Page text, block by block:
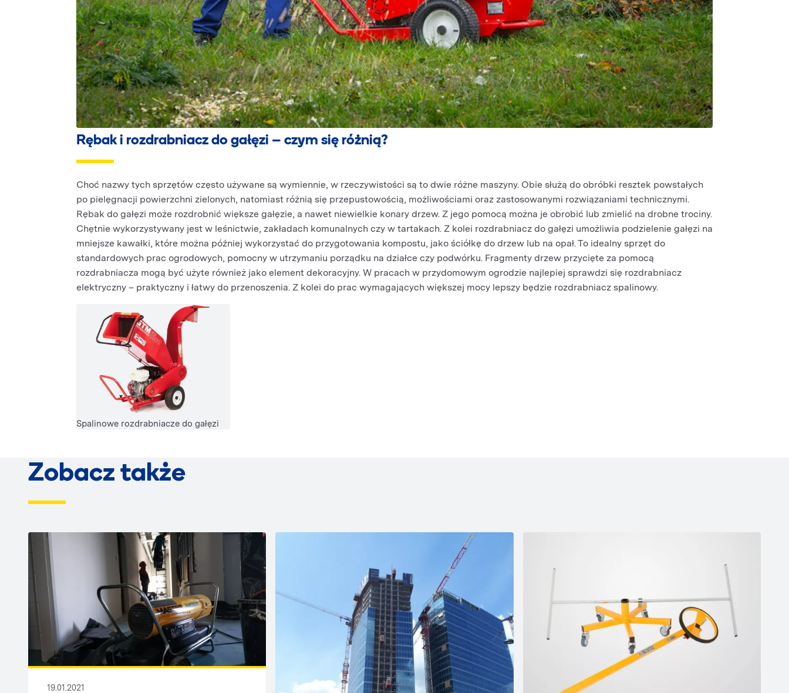
Rębak i rozdrabniacz do gałęzi – czym się różnią?
Choć nazwy tych sprzętów często używane są wymiennie, w rzeczywistości są to dwie różne maszyny. Obie służą do obróbki resztek powstałych
po pielęgnacji powierzchni zielonych, natomiast różnią się przepustowością, możliwościami oraz zastosowanymi rozwiązaniami technicznymi.
Rębak do gałęzi może rozdrobnić większe gałęzie, a nawet niewielkie konary drzew. Z jego pomocą można je obrobić lub zmielić na drobne trociny.
Chętnie wykorzystywany jest w leśnictwie, zakładach komunalnych czy w tartakach. Z kolei rozdrabniacz do gałęzi umożliwia podzielenie gałęzi na
mniejsze kawałki, które można później wykorzystać do przygotowania kompostu, jako ściółkę do drzew lub na opał. To idealny sprzęt do
standardowych prac ogrodowych, pomocny w utrzymaniu porządku na działce czy podwórku. Fragmenty drzew przycięte za pomocą
rozdrabniacza mogą być użyte również jako element dekoracyjny. W pracach w przydomowym ogrodzie najlepiej sprawdzi się rozdrabniacz
elektryczny – praktyczny i łatwy do przenoszenia. Z kolei do prac wymagających większej mocy lepszy będzie rozdrabniacz spalinowy.
Spalinowe rozdrabniacze do gałęzi
Zobacz także
19.01.2021